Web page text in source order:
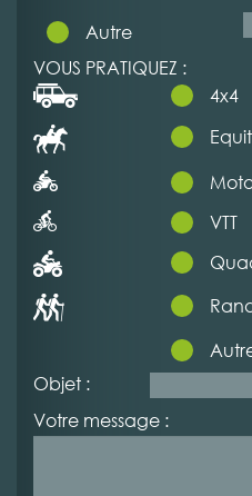
Autre
VOUS PRATIQUEZ :
4x4
VTT
Objet :
Votre message :